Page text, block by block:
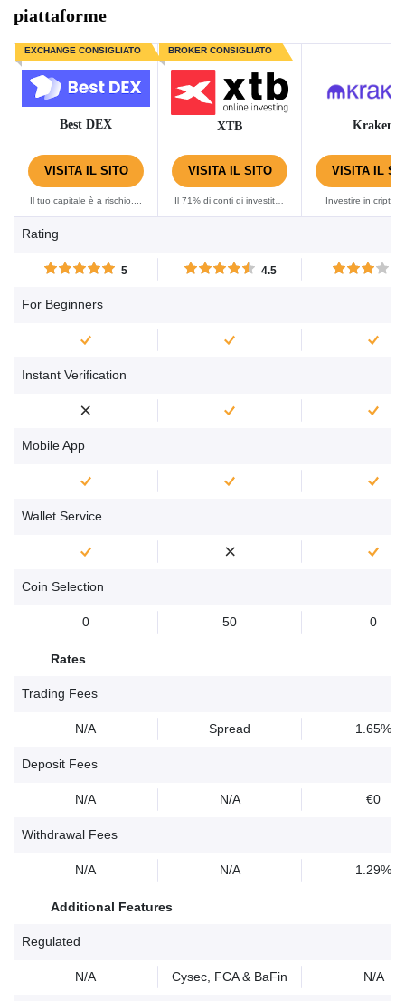
piattaforme
EXCHANGE CONSIGLIATO
Best DEX
VISITA IL SITO
Il tuo capitale è a rischio....
BROKER CONSIGLIATO
XTB
VISITA IL SITO
Il 71% di conti di investitori
trading di CFD con XTB....
Kraken
VISITA IL
Investire in
dall'alta volatilità,
Rating
5 4.5
For Beginners
Instant Verification
Mobile App
Wallet Service
Coin Selection
0 50 0
Rates
Trading Fees
N/A Spread 1.65%
Deposit Fees
N/A N/A €0
Withdrawal Fees
N/A N/A 1.29%
Additional Features
Regulated
N/A Cysec, FCA & BaFin N/A